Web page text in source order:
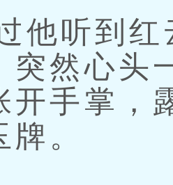
听到红
突然心头
开手掌，
。